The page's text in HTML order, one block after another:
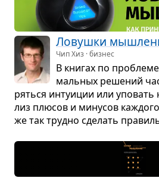
Ловушки
Чип Хиз · бизнес
В кни­гах по
маль­ных реше­ний
ряться инту­и­ции или
лиз плю­сов и мину­сов
же так трудно сде­лать